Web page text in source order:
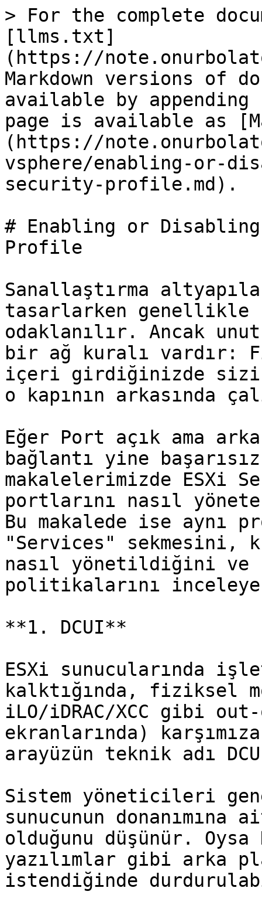
> For the complete
[llms.txt]
(https://
Markdown versions of
available by
page is available as
(https://
vsphere/enabling-or-
security-profile.md).
# Enabling or
Profile
Sanallaştırma
tasarlarken genellikle
odaklanılır. Ancak
bir ağ kuralı vardır:
içeri girdiğinizde sizi
o kapının arkasında
Eğer Port açık ama
bağlantı yine
makalelerimizde ESXi
portlarını nasıl
Bu makalede ise aynı
"Services"
nasıl yönetildiğini ve
politikalarını
**1. DCUI**
ESXi sunucularında
kalktığında, fiziksel
iLO/iDRAC/XCC gibi
ekranlarında)
arayüzün teknik adı
Sistem yöneticileri
sunucunun
olduğunu düşünür.
yazılımlar gibi arka
istendiğinde